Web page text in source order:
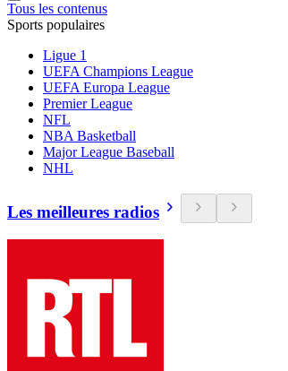
Tous les contenus
Sports populaires
Ligue 1
UEFA Champions League
UEFA Europa League
Premier League
NFL
NBA Basketball
Major League Baseball
NHL
Les meilleures radios